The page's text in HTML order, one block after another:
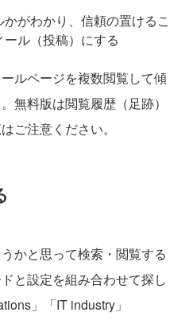
がわかり、信頼の置けるこ
ル（投稿）にする
ルページを複数閲覧して傾
無料版は閲覧履歴（足跡）
ご注意ください。
かと思って検索・閲覧する
と設定を組み合わせて探し
」「IT industry」